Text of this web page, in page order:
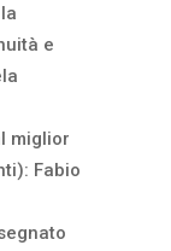
e
miglior
Fabio